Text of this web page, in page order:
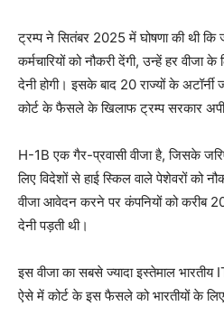
ट्रम्प ने सितंबर 2025 में घोषणा की थी कि
कर्मचारियों को नौकरी देंगी, उन्हें हर वीजा
देनी होगी। इसके बाद 20 राज्यों के
कोर्ट के फैसले के खिलाफ ट्रम्प सरकार
H-1B एक गैर-प्रवासी वीजा है, जिसके
लिए विदेशों से हाई स्किल वाले पेशेवरों को
वीजा आवेदन करने पर कंपनियों को
देनी पड़ती थी।
इस वीजा का सबसे ज्यादा इस्तेमाल
ऐसे में कोर्ट के इस फैसले को भारतीयों के लिए